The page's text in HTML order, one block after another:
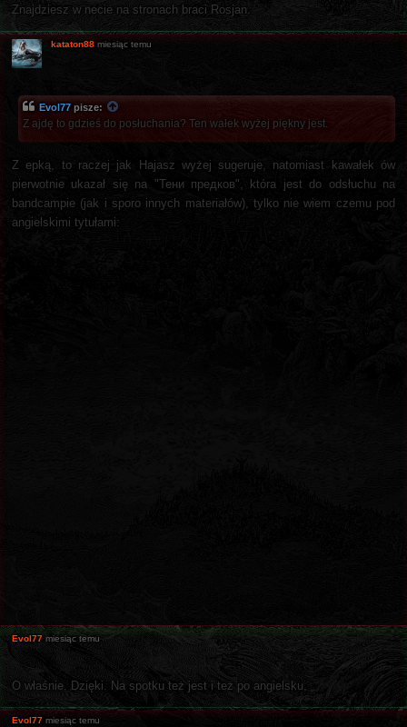
Znajdziesz w necie na stronach braci Rosjan.
kataton88 miesiąc temu
Evol77 pisze:
Z ajdę to gdzieś do posłuchania? Ten wałek wyżej piękny jest.
Z epką, to raczej jak Hajasz wyżej sugeruje, natomiast kawałek ów
pierwotnie ukazał się na "Тени предков", która jest do odsłuchu na
bandcampie (jak i sporo innych materiałów), tylko nie wiem czemu pod
angielskimi tytułami:
Evol77 miesiąc temu
O właśnie. Dzięki. Na spotku też jest i też po angielsku.
Evol77 miesiąc temu